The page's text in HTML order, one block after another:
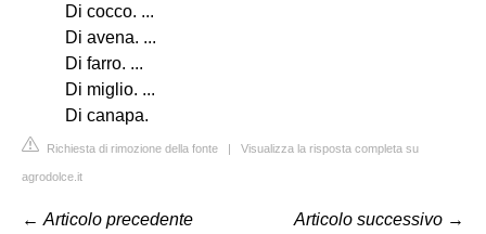
Di cocco. ...
Di avena. ...
Di farro. ...
Di miglio. ...
Di canapa.
Richiesta di rimozione della fonte | Visualizza la risposta completa su
agrodolce.it
← Articolo precedente
Articolo successivo →